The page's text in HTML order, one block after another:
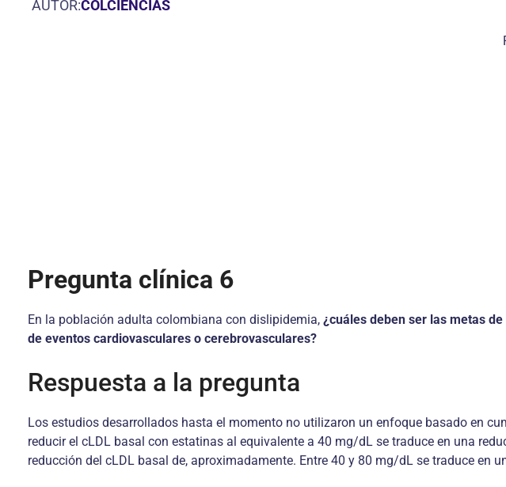
AUTOR:COLCIENCIAS
Pregunta clínica 6
En la población adulta colombiana con dislipidemia, ¿cuáles deben ser las metas
de eventos cardiovasculares o cerebrovasculares?
Respuesta a la pregunta
Los estudios desarrollados hasta el momento no utilizaron un enfoque basado en
reducir el cLDL basal con estatinas al equivalente a 40 mg/dL se traduce en una
reducción del cLDL basal de, aproximadamente. Entre 40 y 80 mg/dL se traduce en